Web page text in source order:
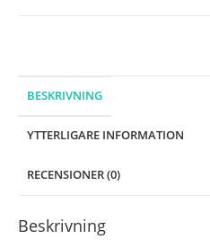
BESKRIVNING
YTTERLIGARE INFORMATION
RECENSIONER (0)
Beskrivning